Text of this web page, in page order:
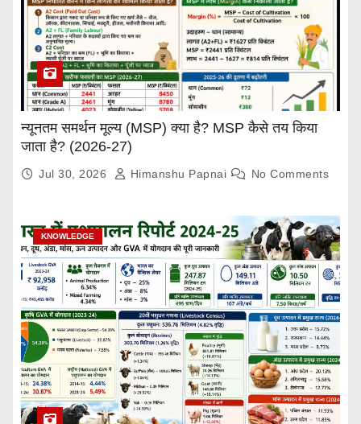
न्यूनतम समर्थन मूल्य (MSP) क्या है? MSP कैसे तय किया
जाता है? (2026-27)
Jul 30, 2026 Himanshu Papnai No Comments
KNOWLEDGE